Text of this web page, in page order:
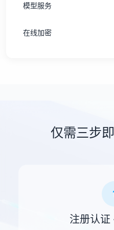
模型服务
在线加密
仅需三步
注册认证